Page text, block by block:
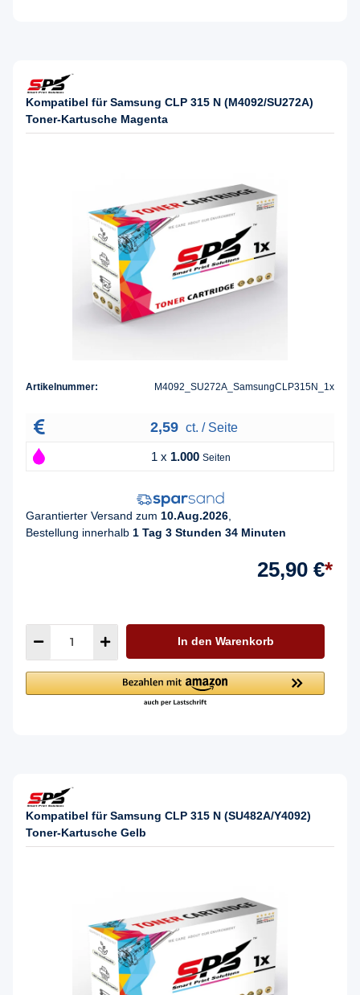
Kompatibel für Samsung CLP 315 N (M4092/SU272A)
Toner-Kartusche Magenta
Artikelnummer: M4092_SU272A_SamsungCLP315N_1x
2,59 ct. / Seite
1 x 1.000 Seiten
Garantierter Versand zum 10.Aug.2026
Bestellung innerhalb 1 Tag 3 Stunden 34 Minuten
25,90 €*
In den Warenkorb
Kompatibel für Samsung CLP 315 N (SU482A/Y4092)
Toner-Kartusche Gelb